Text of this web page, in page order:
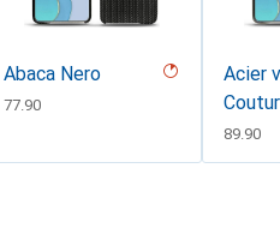
Abaca Nero
CHF
77.90
Acier
CHF
89.90